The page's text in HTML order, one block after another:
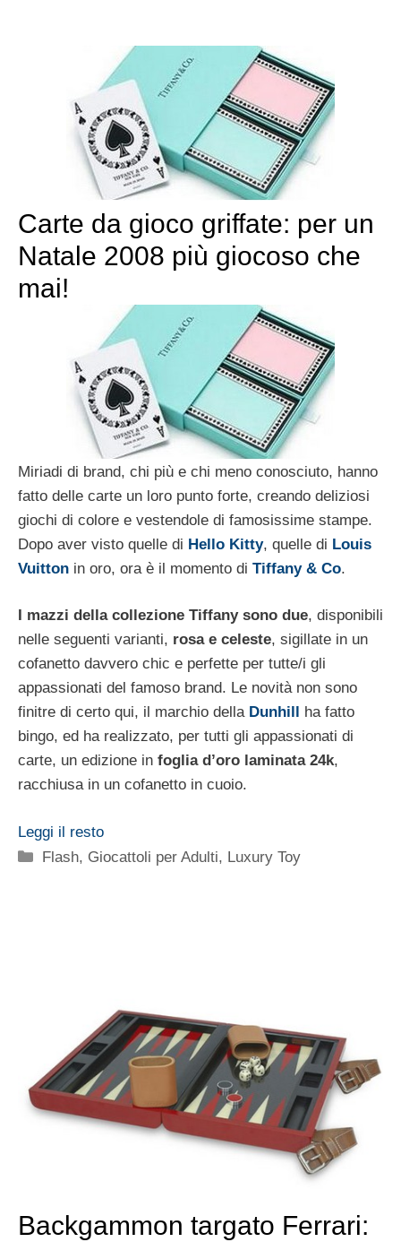
Carte da gioco griffate: per un
Natale 2008 più giocoso che
mai!
Miriadi di brand, chi più e chi meno conosciuto, hanno
fatto delle carte un loro punto forte, creando deliziosi
giochi di colore e vestendole di famosissime stampe.
Dopo aver visto quelle di Hello Kitty, quelle di Louis
Vuitton in oro, ora è il momento di Tiffany & Co.
I mazzi della collezione Tiffany sono due, disponibili
nelle seguenti varianti, rosa e celeste, sigillate in un
cofanetto davvero chic e perfette per tutte/i gli
appassionati del famoso brand. Le novità non sono
finitre di certo qui, il marchio della Dunhill ha fatto
bingo, ed ha realizzato, per tutti gli appassionati di
carte, un edizione in foglia d’oro laminata 24k,
racchiusa in un cofanetto in cuoio.
Leggi il resto
Categorie
Flash, Giocattoli per Adulti, Luxury Toy
Backgammon targato Ferrari: